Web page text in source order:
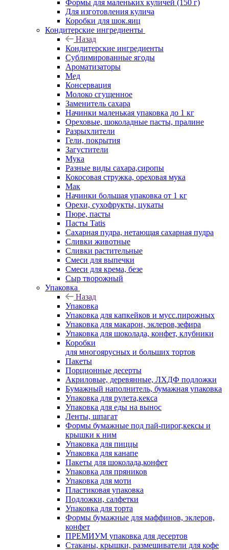
Формы для маленьких куличей (150 г)
Для изготовления кулича
Коробки для шок.яиц
Кондитерские ингредиенты
Назад
Кондитерские ингредиенты
Сублимированные ягоды
Ароматизаторы
Мед
Консервация
Молоко сгущенное
Заменитель сахара
Начинки маленькая упаковка до 1 кг
Ореховые, шоколадные пасты, пралине
Разрыхлители
Гели, покрытия
Загустители
Мука
Разные виды сахара,сиропы
Кокосовая стружка, ореховая мука
Мак
Начинки большая упаковка от 1 кг
Орехи, сухофрукты, цукаты
Пюре, пасты
Пасты Tatis
Сахарная пудра, нетающая сахарная пудра
Сливки животные
Сливки растительные
Смеси для выпечки
Смеси для крема, безе
Сыр творожный
Упаковка
Назад
Упаковка
Упаковка для капкейков и мусс.пирожных
Упаковка для макарон, эклеров,зефира
Упаковка для шоколада, конфет, клубники
Коробки
для многоярусных и больших тортов
Пакеты
Порционные десерты
Акриловые, деревянные, ЛХДФ подложки
Бумажный наполнитель, бумажная упаковка
Упаковка для рулета,кекса
Упаковка для еды на вынос
Ленты, шпагат
Формы бумажные под пай-пирог,кексы и
крышки к ним
Упаковка для пиццы
Упаковка для канапе
Пакеты для шоколада,конфет
Упаковка для пряников
Упаковка для моти
Пластиковая упаковка
Подложки, салфетки
Упаковка для торта
Формы бумажные для маффинов, эклеров,
конфет
ПРЕМИУМ упаковка для десертов
Стаканы, крышки, размешиватели для кофе